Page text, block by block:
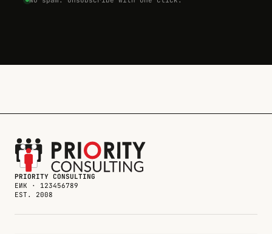
PRIORITY CONSULTING
ЕИК · 123456789
EST. 2008